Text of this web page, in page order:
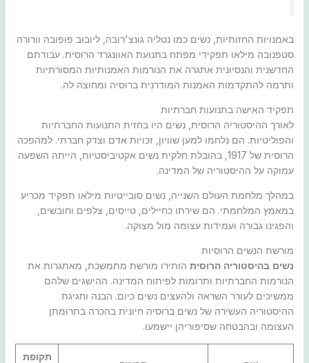
באמנויות החזותיות, נשים כמו נטליה גונצ'רובה, ליובוב פופובה וורורה
סטפנובה מילאו תפקידי מפתח בתנועת האוונגרד הרוסית. עבודתם
החדשנית והנסיונית אתגרה את הנורמות האמנותיות המסורתיות
ותרמה להתקדמות האמנות המודרנית ברוסיה ומחוצה לה.
תפקיד האישה בתנועות חברתיות
לאורך ההיסטוריה הרוסית, נשים היו בחזית התנועות החברתיות
והפוליטיות. הם נלחמו למען שוויון, זכויות אדם וצדק חברתי. למהפכה
הרוסית של 1917, בהובלת חלקית נשים אקטיביסטיות, הייתה השפעה
עמוקה על ההיסטוריה של המדינה.
במהלך מלחמת העולם השנייה, נשים סובייטיות מילאו תפקיד מכריע
במאמץ המלחמתי. הם שירתו כחיילים, טייסים, צלפים וחובשים,
והפגינו גבורה ועמידות עצומה מול מצוקה.
מורשת הנשים הרוסיות
נשים בהיסטוריה הרוסיתהותירו מורשת מתמשכת, מאתגרות את
הנורמות החברתיות ותרומות לפיתוח המדינה. ההישגים שלהם
ממשיכים לעורר השראה ולהעצים נשים כיום. הבנה וחגיגת
ההיסטוריה העשירה של נשים ברוסיה חיונית בהכרה בתרומתן
העצומה ובהבטחה שסיפוריהן יישמעו.
תקופת